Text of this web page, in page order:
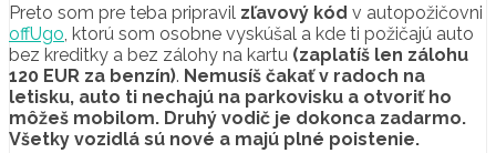
Preto som pre teba pripravil zľavový kód v autopožičovni
offUgo , ktorú som osobne vyskúšal a kde ti požičajú auto
bez kreditky a bez zálohy na kartu (zaplatíš len zálohu
120 EUR za benzín). Nemusíš čakať v radoch na
letisku, auto ti nechajú na parkovisku a otvoriť ho
môžeš mobilom. Druhý vodič je dokonca zadarmo.
Všetky vozidlá sú nové a majú plné poistenie.